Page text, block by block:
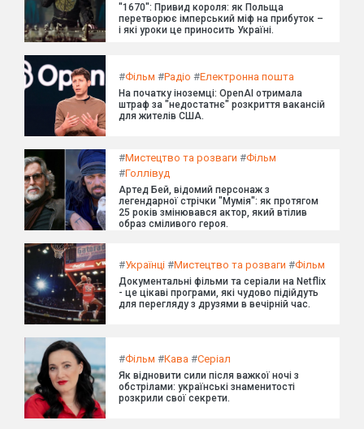
"1670": Привид короля: як Польща
перетворює імперський міф на прибуток –
і які уроки це приносить Україні.
#Фільм #Радіо #Електронна пошта
На початку іноземці: OpenAI отримала
штраф за "недостатнє" розкриття вакансій
для жителів США.
#Мистецтво та розваги #Фільм
#Голлівуд
Артед Бей, відомий персонаж з
легендарної стрічки "Мумія": як протягом
25 років змінювався актор, який втілив
образ сміливого героя.
#Українці #Мистецтво та розваги #Фільм
Документальні фільми та серіали на Netflix
- це цікаві програми, які чудово підійдуть
для перегляду з друзями в вечірній час.
#Фільм #Кава #Серіал
Як відновити сили після важкої ночі з
обстрілами: українські знаменитості
розкрили свої секрети.